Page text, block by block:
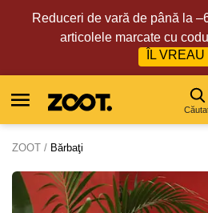
Reduceri de vară de până la
articolele marcate cu
ÎL VREAU
ZOOT Bărbaţi